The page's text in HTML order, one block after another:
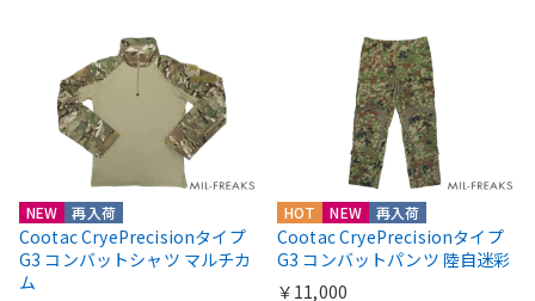
NEW 再入荷
Cootac CryePrecisionタイプ
G3 コンバットシャツ マルチカ
ム
HOT NEW 再入荷
Cootac CryePrecisionタイプ
G3 コンバットパンツ 陸自迷彩
￥11,000